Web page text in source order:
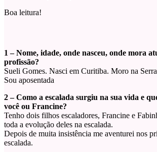
Boa leitura!
1 – Nome, idade, onde nasceu, onde mora
profissão?
Sueli Gomes. Nasci em Curitiba. Moro na
Sou aposentada
2 – Como a escalada surgiu na sua vida e
você ou Francine?
Tenho dois filhos escaladores, Francine e
toda a evolução deles na escalada.
Depois de muita insistência me aventurei nos
escalada.